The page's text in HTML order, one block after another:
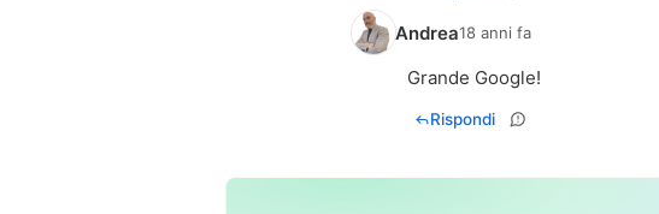
Andrea18 anni fa
Grande Google!
Rispondi